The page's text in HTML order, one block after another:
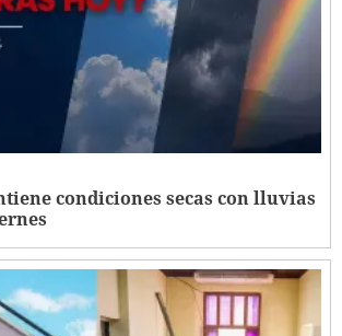
condiciones secas con lluvias